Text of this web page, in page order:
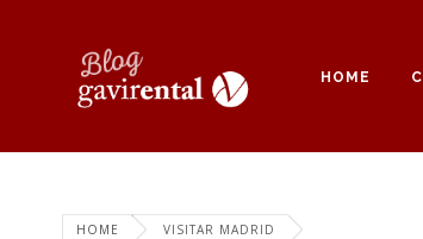
HOME
HOME VISITAR MADRID